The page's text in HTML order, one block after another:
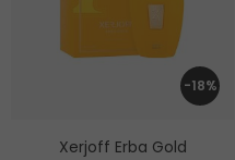
-18%
Xerjoff Erba Gold